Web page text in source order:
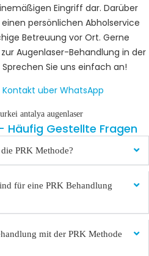
Eingriff dar. Darüber
persönlichen Abholservice
Betreuung vor Ort. Gerne
Augenlaser-Behandlung in der
Sie uns einfach an!
Häufig Gestellte Fragen
PRK Methode?
für eine PRK Behandlung
mit der PRK Methode